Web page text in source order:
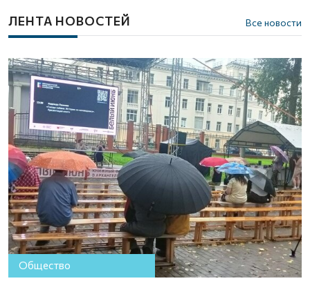
ЛЕНТА НОВОСТЕЙ Все новости
Общество